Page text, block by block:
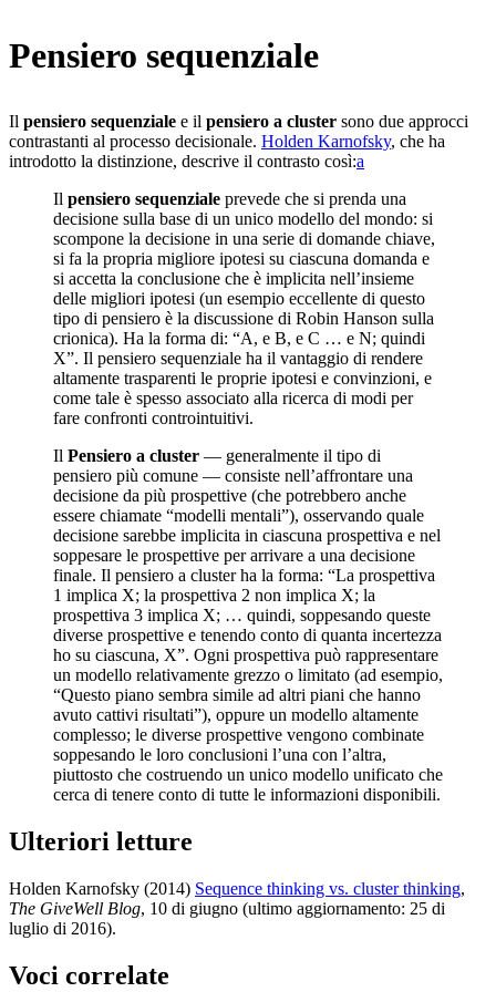
Pensiero sequenziale
Il pensiero sequenziale e il pensiero a cluster sono due approcci
contrastanti al processo decisionale. Holden Karnofsky, che ha
introdotto la distinzione, descrive il contrasto così:⁠a
Il pensiero sequenziale prevede che si prenda una
decisione sulla base di un unico modello del mondo: si
scompone la decisione in una serie di domande chiave,
si fa la propria migliore ipotesi su ciascuna domanda e
si accetta la conclusione che è implicita nell’insieme
delle migliori ipotesi (un esempio eccellente di questo
tipo di pensiero è la discussione di Robin Hanson sulla
crionica). Ha la forma di: “A, e B, e C … e N; quindi
X”. Il pensiero sequenziale ha il vantaggio di rendere
altamente trasparenti le proprie ipotesi e convinzioni, e
come tale è spesso associato alla ricerca di modi per
fare confronti controintuitivi.
Il Pensiero a cluster — generalmente il tipo di
pensiero più comune — consiste nell’affrontare una
decisione da più prospettive (che potrebbero anche
essere chiamate “modelli mentali”), osservando quale
decisione sarebbe implicita in ciascuna prospettiva e nel
soppesare le prospettive per arrivare a una decisione
finale. Il pensiero a cluster ha la forma: “La prospettiva
1 implica X; la prospettiva 2 non implica X; la
prospettiva 3 implica X; … quindi, soppesando queste
diverse prospettive e tenendo conto di quanta incertezza
ho su ciascuna, X”. Ogni prospettiva può rappresentare
un modello relativamente grezzo o limitato (ad esempio,
“Questo piano sembra simile ad altri piani che hanno
avuto cattivi risultati”), oppure un modello altamente
complesso; le diverse prospettive vengono combinate
soppesando le loro conclusioni l’una con l’altra,
piuttosto che costruendo un unico modello unificato che
cerca di tenere conto di tutte le informazioni disponibili.
Ulteriori letture
Holden Karnofsky (2014) Sequence thinking vs. cluster thinking,
The GiveWell Blog, 10 di giugno (ultimo aggiornamento: 25 di
luglio di 2016).
Voci correlate